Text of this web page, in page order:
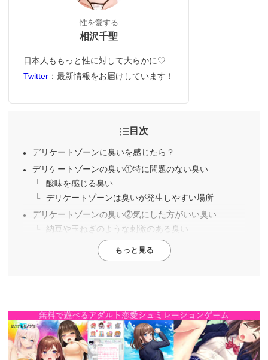
性を愛する
相沢千聖
日本人ももっと性に対して大らかに♡
Twitter ：最新情報をお届けしています！
目次
デリケートゾーンに臭いを感じたら？
デリケートゾーンの臭い①特に問題のない臭い
酸味を感じる臭い
デリケートゾーンは臭いが発生しやすい場所
デリケートゾーンの臭い②気にした方がいい臭い
納豆や玉ねぎのような刺激のある臭い
もっと見る
https://cv-
measurement.com/ad/p/r?
medium=261&ad=687&creative=590